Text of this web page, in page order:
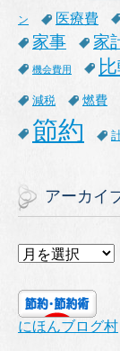
ン 医療費
家事 家
機会費用
減税 燃費
節約
アーカイ
ア
カ
イ
ブ
にほんブログ村